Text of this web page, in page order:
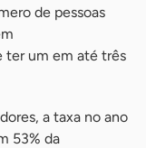
de pessoas
ter um em até três
a taxa no ano
53% da